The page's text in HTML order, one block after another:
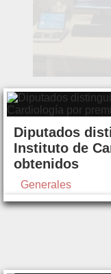
Diputados
Instituto de
obtenidos
Generales